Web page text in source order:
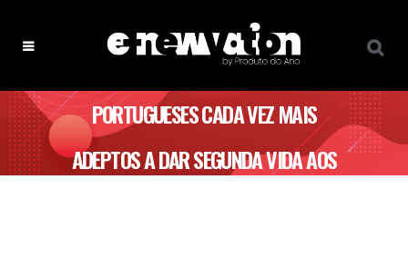
PORTUGUESES CADA VEZ MAIS
ADEPTOS A DAR SEGUNDA VIDA AOS